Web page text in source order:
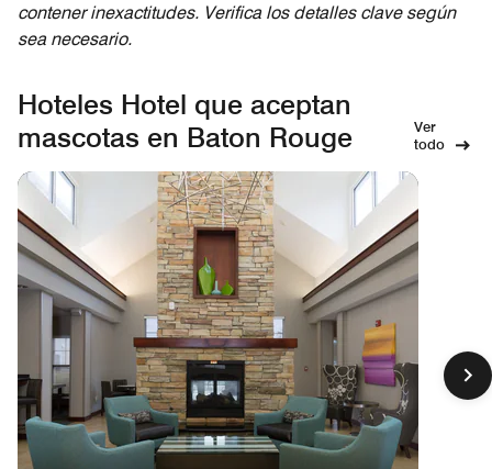
contener inexactitudes. Verifica los detalles clave según
sea necesario.
Hoteles Hotel que aceptan
mascotas en Baton Rouge
Ver
todo